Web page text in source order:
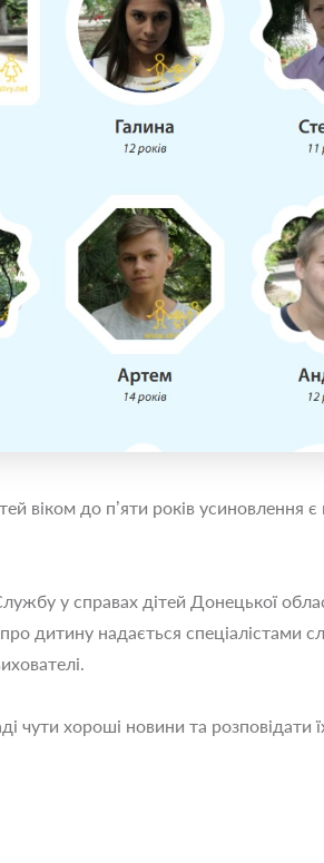
віком до п’яти років
у справах дітей Донецької
дитину надається спеціалістами
хороші новини та розповідати